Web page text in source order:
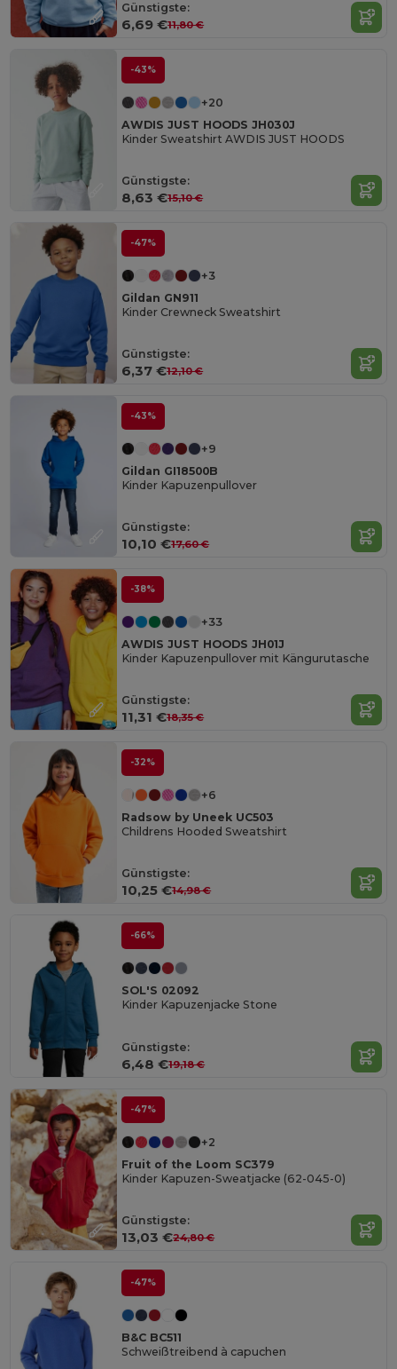
Günstigste:
6,69 €11,80 €
-43%
+20
AWDIS JUST HOODS JH030J
Kinder Sweatshirt AWDIS JUST HOODS
Günstigste:
8,63 €15,10 €
-47%
+3
Gildan GN911
Kinder Crewneck Sweatshirt
Günstigste:
6,37 €12,10 €
-43%
+9
Gildan GI18500B
Kinder Kapuzenpullover
Günstigste:
10,10 €17,60 €
-38%
+33
AWDIS JUST HOODS JH01J
Kinder Kapuzenpullover mit Kängurutasche
Günstigste:
11,31 €18,35 €
-32%
+6
Radsow by Uneek UC503
Childrens Hooded Sweatshirt
Günstigste:
10,25 €14,98 €
-66%
SOL'S 02092
Kinder Kapuzenjacke Stone
Günstigste:
6,48 €19,18 €
-47%
+2
Fruit of the Loom SC379
Kinder Kapuzen-Sweatjacke (62-045-0)
Günstigste:
13,03 €24,80 €
-47%
B&C BC511
Schweißtreibend à capuchen